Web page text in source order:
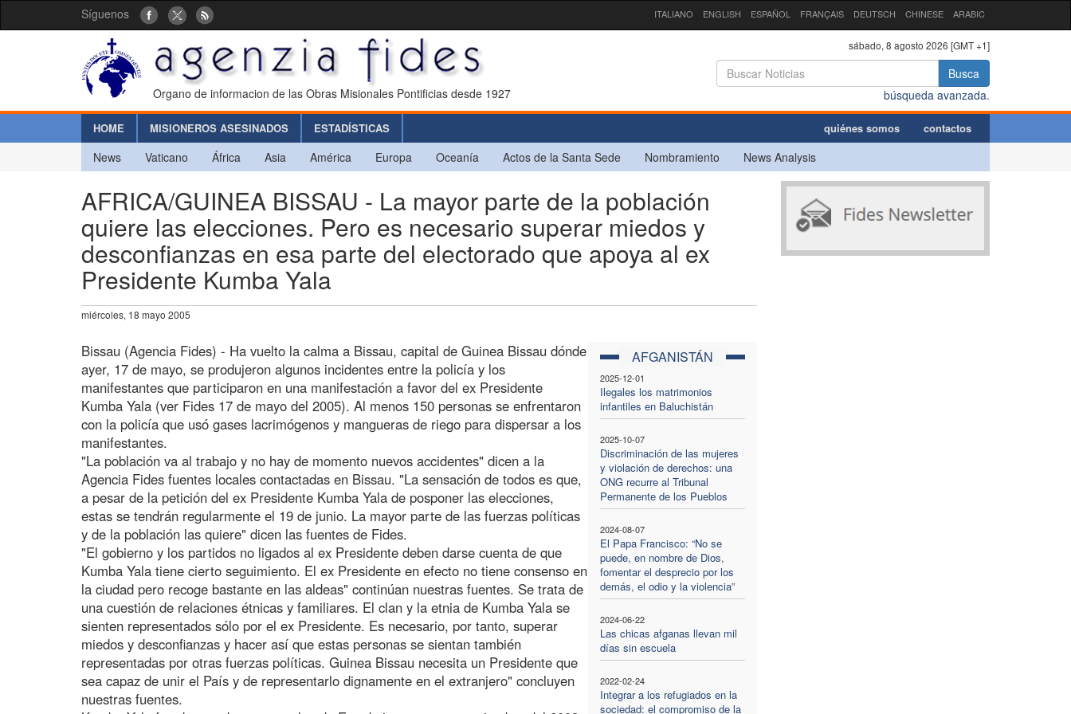
Síguenos ITALIANO ENGLISH ESPAÑOL FRANÇAIS DEUTSCH CHINESE ARABIC
Organo de informacion de las Obras Misionales Pontificias desde 1927
sábado, 8 agosto 2026 [GMT +1]
Busca
búsqueda avanzada.
HOME MISIONEROS ASESINADOS ESTADÍSTICAS quiénes somos contactos
News Vaticano África Asia América Europa Oceanía Actos de la Santa Sede Nombramiento News Analysis
AFRICA/GUINEA BISSAU - La mayor parte de la población
quiere las elecciones. Pero es necesario superar miedos y
desconfianzas en esa parte del electorado que apoya al ex
Presidente Kumba Yala
miércoles, 18 mayo 2005
AFGANISTÁN
2025-12-01
Ilegales los matrimonios
infantiles en Baluchistán
2025-10-07
Discriminación de las mujeres
y violación de derechos: una
ONG recurre al Tribunal
Permanente de los Pueblos
2024-08-07
El Papa Francisco: “No se
puede, en nombre de Dios,
fomentar el desprecio por los
demás, el odio y la violencia”
2024-06-22
Las chicas afganas llevan mil
días sin escuela
2022-02-24
Integrar a los refugiados en la
sociedad: el compromiso de la
Bissau (Agencia Fides) - Ha vuelto la calma a Bissau, capital de Guinea Bissau dónde
ayer, 17 de mayo, se produjeron algunos incidentes entre la policía y los
manifestantes que participaron en una manifestación a favor del ex Presidente
Kumba Yala (ver Fides 17 de mayo del 2005). Al menos 150 personas se enfrentaron
con la policía que usó gases lacrimógenos y mangueras de riego para dispersar a los
manifestantes.
"La población va al trabajo y no hay de momento nuevos accidentes" dicen a la
Agencia Fides fuentes locales contactadas en Bissau. "La sensación de todos es que,
a pesar de la petición del ex Presidente Kumba Yala de posponer las elecciones,
estas se tendrán regularmente el 19 de junio. La mayor parte de las fuerzas políticas
y de la población las quiere" dicen las fuentes de Fides.
"El gobierno y los partidos no ligados al ex Presidente deben darse cuenta de que
Kumba Yala tiene cierto seguimiento. El ex Presidente en efecto no tiene consenso en
la ciudad pero recoge bastante en las aldeas" continúan nuestras fuentes. Se trata de
una cuestión de relaciones étnicas y familiares. El clan y la etnia de Kumba Yala se
sienten representados sólo por el ex Presidente. Es necesario, por tanto, superar
miedos y desconfianzas y hacer así que estas personas se sientan también
representadas por otras fuerzas políticas. Guinea Bissau necesita un Presidente que
sea capaz de unir el País y de representarlo dignamente en el extranjero" concluyen
nuestras fuentes.